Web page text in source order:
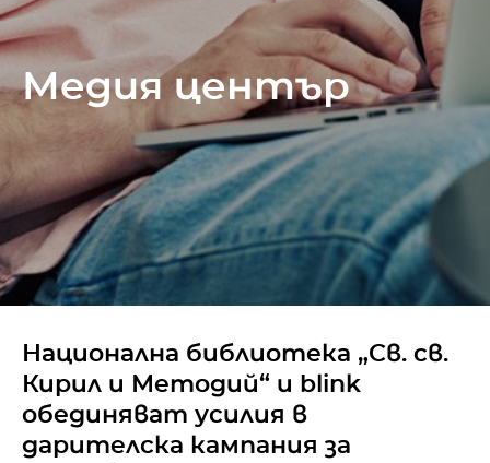
Медия център
Национална библиотека „Св. св.
Кирил и Методий“ и blink
обединяват усилия в
дарителска кампания за